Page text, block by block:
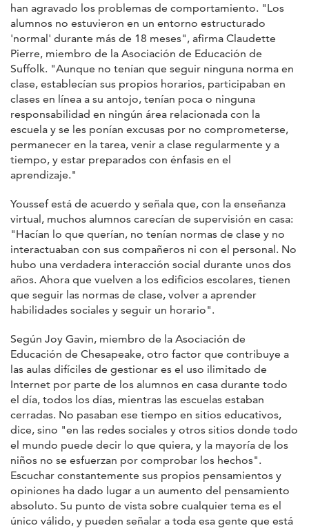
han agravado los problemas de comportamiento. "Los
alumnos no estuvieron en un entorno estructurado
'normal' durante más de 18 meses", afirma Claudette
Pierre, miembro de la Asociación de Educación de
Suffolk. "Aunque no tenían que seguir ninguna norma en
clase, establecían sus propios horarios, participaban en
clases en línea a su antojo, tenían poca o ninguna
responsabilidad en ningún área relacionada con la
escuela y se les ponían excusas por no comprometerse,
permanecer en la tarea, venir a clase regularmente y a
tiempo, y estar preparados con énfasis en el
aprendizaje."
Youssef está de acuerdo y señala que, con la enseñanza
virtual, muchos alumnos carecían de supervisión en casa:
"Hacían lo que querían, no tenían normas de clase y no
interactuaban con sus compañeros ni con el personal. No
hubo una verdadera interacción social durante unos dos
años. Ahora que vuelven a los edificios escolares, tienen
que seguir las normas de clase, volver a aprender
habilidades sociales y seguir un horario".
Según Joy Gavin, miembro de la Asociación de
Educación de Chesapeake, otro factor que contribuye a
las aulas difíciles de gestionar es el uso ilimitado de
Internet por parte de los alumnos en casa durante todo
el día, todos los días, mientras las escuelas estaban
cerradas. No pasaban ese tiempo en sitios educativos,
dice, sino "en las redes sociales y otros sitios donde todo
el mundo puede decir lo que quiera, y la mayoría de los
niños no se esfuerzan por comprobar los hechos".
Escuchar constantemente sus propios pensamientos y
opiniones ha dado lugar a un aumento del pensamiento
absoluto. Su punto de vista sobre cualquier tema es el
único válido, y pueden señalar a toda esa gente que está